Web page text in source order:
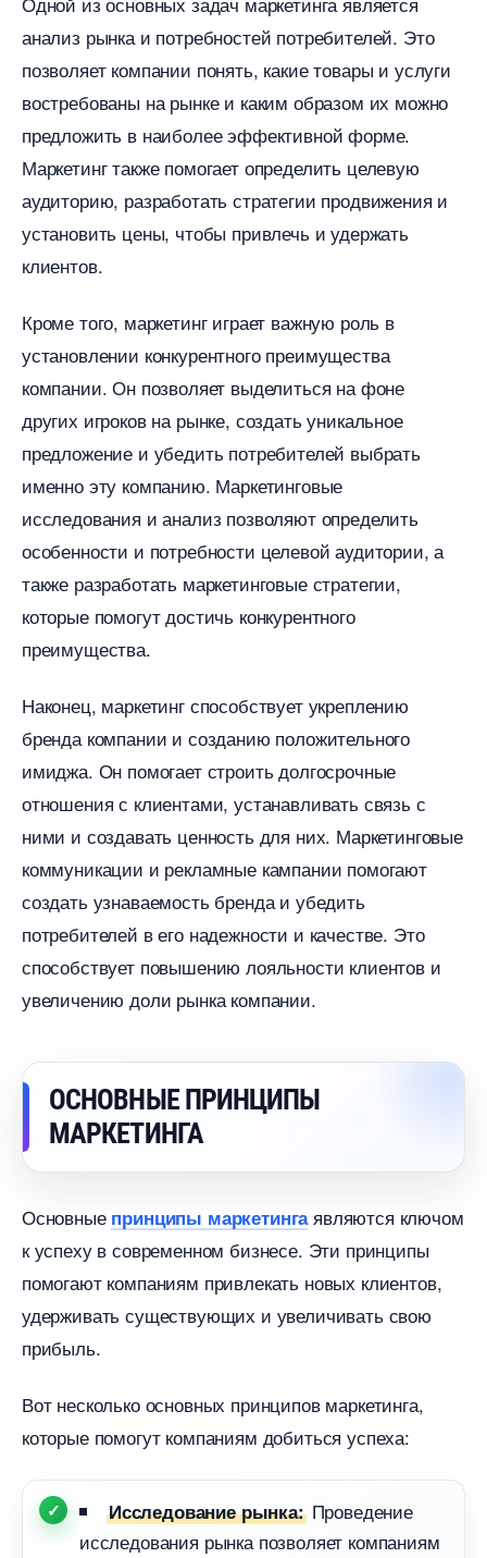
анализ рынка и потребностей потребителей. Это
позволяет компании понять, какие товары и услуги
остребованы на рынке и каким образом их можно
предложить в наиболее эффективной форме.
Маркетинг также помогает определить целевую
аудиторию, разработать стратегии продвижения и
установить цены, чтобы привлечь и удержать
клиентов.
Кроме того, маркетинг играет важную роль
установлении конкурентного преимущества
компании. Он позволяет выделиться на фоне
других игроков на рынке, создать уникальное
предложение и убедить потребителей выбрать
именно эту компанию. Маркетинговые
исследования и анализ позволяют определить
особенности и потребности целевой аудитории, а
также разработать маркетинговые стратегии,
которые помогут достичь конкурентного
преимущества.
Наконец, маркетинг способствует укреплению
ренда компании и созданию положительного
имиджа. Он помогает строить долгосрочные
отношения с клиентами, устанавливать связь с
ними и создавать ценность для них. Маркетинговые
коммуникации и рекламные кампании помогают
создать узнаваемость бренда и убедить
потребителей в его надежности и качестве. Это
способствует повышению лояльности клиентов и
увеличению доли рынка компании.
ОСНОВНЫЕ ПРИНЦИПЫ
МАРКЕТИНГА
Основные принципы маркетингаявляются ключом
к успеху в современном бизнесе. Эти принципы
помогают компаниям привлекать новых клиентов,
удерживать существующих и увеличивать свою
прибыль.
от несколько основных принципов маркетинга,
которые помогут компаниям добиться успеха:
Исследование рынка:Проведение
исследования рынка позволяет компаниям